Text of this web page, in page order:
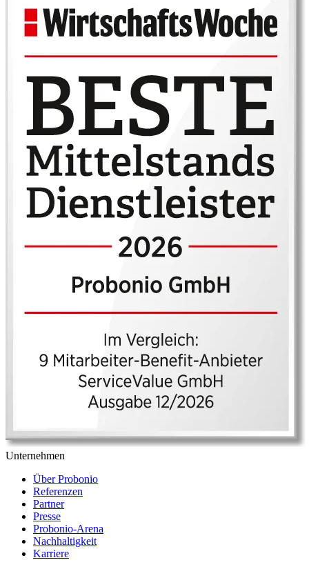
Unternehmen
Über Probonio
Referenzen
Partner
Presse
Probonio-Arena
Nachhaltigkeit
Karriere